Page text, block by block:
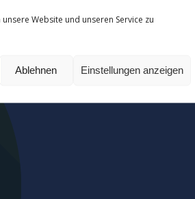
Website und unseren Service zu
Ablehnen Einstellungen anzeigen